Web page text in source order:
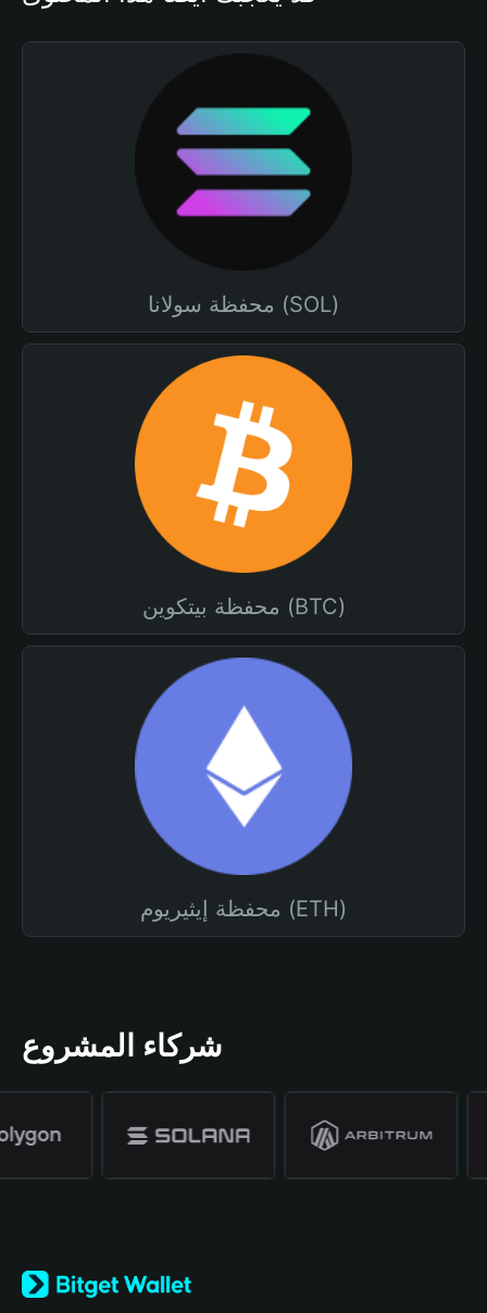
محفظة سولانا (SOL)
محفظة بيتكوين (BTC)
محفظة إيثيريوم (ETH)
شركاء المشروع